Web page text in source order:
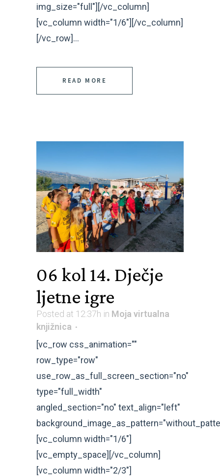
img_size="full"][/vc_column]
[vc_column width="1/6"][/vc_column]
[/vc_row]...
READ MORE
06 kol 14. Dječje
ljetne igre
Posted at 12:37h in Moja virtualna
knjižnica
[vc_row css_animation=""
row_type="row"
use_row_as_full_screen_section="no"
type="full_width"
angled_section="no" text_align="left"
[vc_column width="1/6"]
[vc_empty_space][/vc_column]
[vc_column width="2/3"]